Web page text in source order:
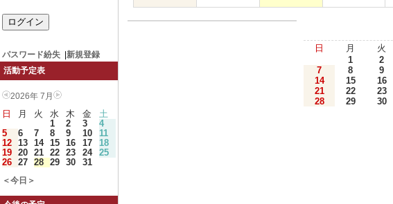
パスワード紛失
新規登録
活動予定表
2026年 7月
日 月 火 水 木 金
土
1
2 3
4
5
6 7 8 9 10
11
12 13 14 15 16 17
18
19 20 21 22 23 24
25
26 27 28 29 30 31
＜今日＞
日
月 火
1
2
7
8 9
14
15 16
21
22 23
28
29 30